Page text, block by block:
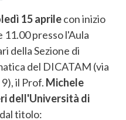
15 aprilecon inizio
11.00 presso l'Aula
della Sezione di
del DICATAM (via
il Prof. Michele
dell'Università di
titolo: